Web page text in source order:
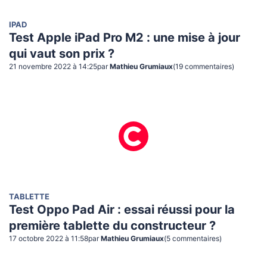
IPAD
Test Apple iPad Pro M2 : une mise à jour
qui vaut son prix ?
21 novembre 2022 à 14:25par Mathieu Grumiaux(19 commentaires)
TABLETTE
Test Oppo Pad Air : essai réussi pour la
première tablette du constructeur ?
17 octobre 2022 à 11:58par Mathieu Grumiaux(5 commentaires)